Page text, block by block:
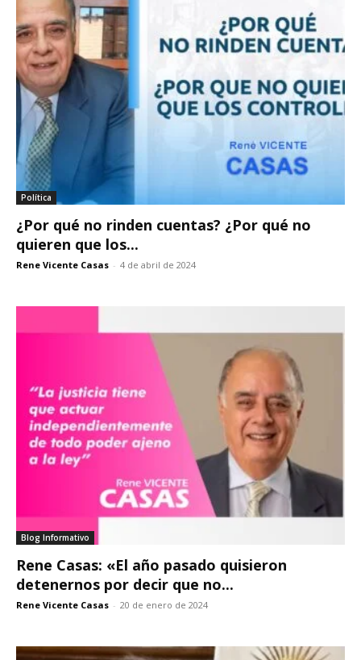
Política
¿Por qué no rinden cuentas? ¿Por qué no
quieren que los...
Rene Vicente Casas - 4 de abril de 2024
Blog Informativo
Rene Casas: «El año pasado quisieron
detenernos por decir que no...
Rene Vicente Casas - 20 de enero de 2024